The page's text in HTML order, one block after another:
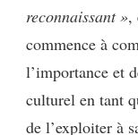
reconnaissant »,
commence à
l’importance et
culturel en tant
de l’exploiter à